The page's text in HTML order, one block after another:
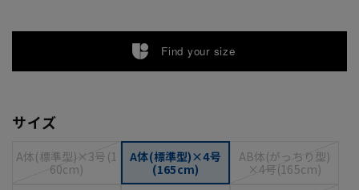
Find your size
サイズ
A体(標準型)×3号(1
60cm)
A体(標準型)×4号
(165cm)
AB体(がっちり型)
×4号(165cm)